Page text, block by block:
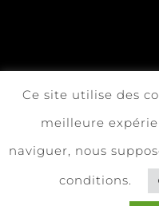
Ce site utilise des
meilleure
naviguer, nous
conditions.